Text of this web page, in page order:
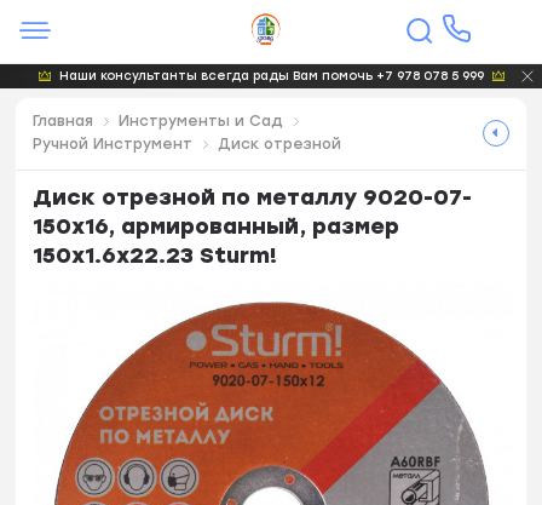
Наши консультанты всегда рады Вам помочь +7 978 078 5 999
Главная
Инструменты и Сад
Ручной Инструмент
Диск отрезной
Диск отрезной по металлу 9020-07-
150x16, армированный, размер
150x1.6x22.23 Sturm!